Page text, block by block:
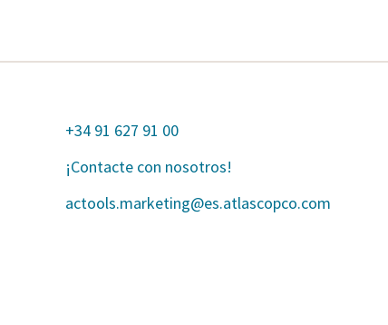
+34 91 627 91 00
¡Contacte con nosotros!
actools.marketing@es.atlascopco.com